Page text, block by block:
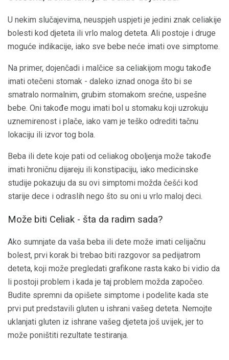
U nekim slučajevima, neuspjeh uspjeti je jedini znak celiakije
bolesti kod djeteta ili vrlo malog deteta. Ali postoje i druge
moguće indikacije, iako sve bebe neće imati ove simptome.
Na primer, dojenčadi i malčice sa celiakijom mogu takođe
imati otečeni stomak - daleko iznad onoga što bi se
smatralo normalnim, grubim stomakom srećne, uspešne
bebe. Oni takođe mogu imati bol u stomaku koji uzrokuju
uznemirenost i plače, iako vam je teško odrediti tačnu
lokaciju ili izvor tog bola.
Beba ili dete koje pati od celiakog oboljenja može takođe
imati hroničnu dijareju ili konstipaciju, iako medicinske
studije pokazuju da su ovi simptomi možda češći kod
starije dece i odraslih nego što su oni u vrlo maloj deci.
Može biti Celiak - šta da radim sada?
Ako sumnjate da vaša beba ili dete može imati celijačnu
bolest, prvi korak bi trebao biti razgovor sa pedijatrom
deteta, koji može pregledati grafikone rasta kako bi vidio da
li postoji problem i kada je taj problem možda započeo.
Budite spremni da opišete simptome i podelite kada ste
prvi put predstavili gluten u ishrani vašeg deteta. Nemojte
uklanjati gluten iz ishrane vašeg djeteta još uvijek, jer to
može poništiti rezultate testiranja.